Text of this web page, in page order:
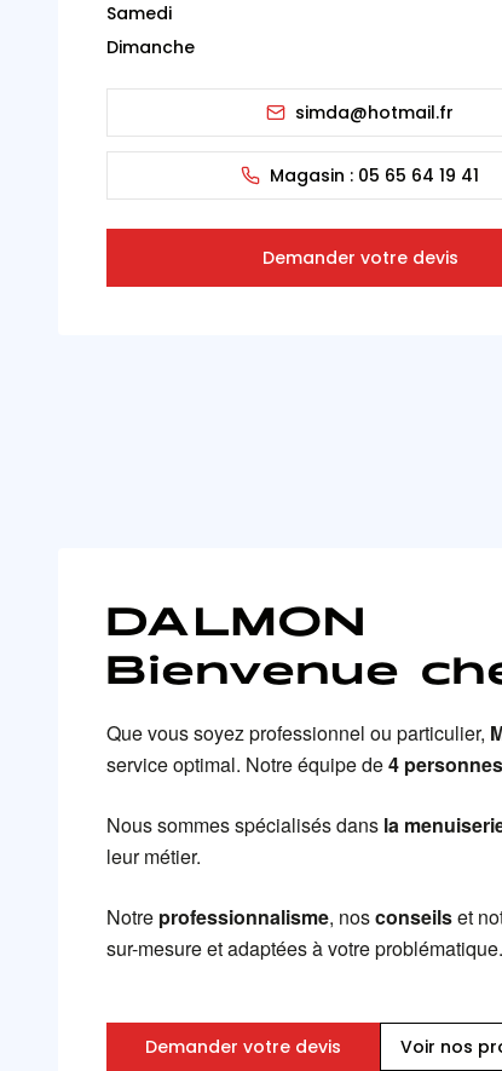
Samedi
Dimanche
simda@hotmail.fr
Magasin : 05 65 64 19 41
Demander votre devis
DALMON
Bienvenue
Que vous soyez professionnel ou particulier,
service optimal. Notre équipe de4 personnes
Nous sommes spécialisés dans la
leur métier.
Notre professionnalisme, nosconseilset
sur-mesure et adaptées à votre problématique.
Demander votre devis Voir nos